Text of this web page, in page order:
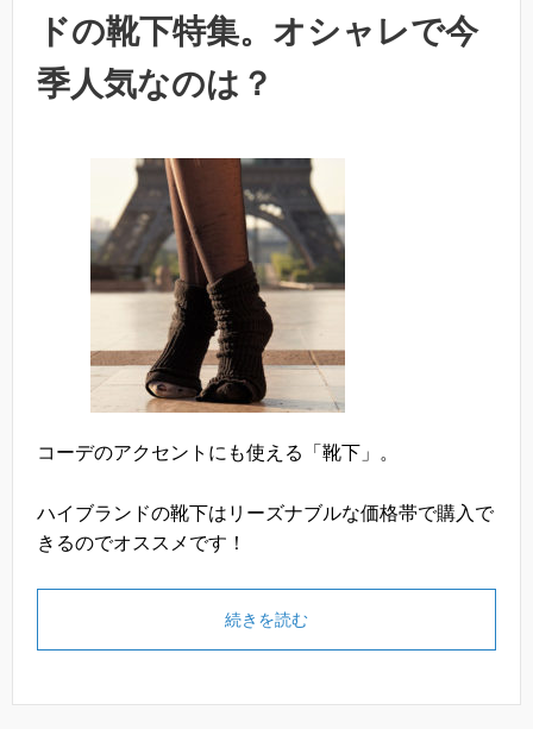
ドの靴下特集。オシャレで今
季人気なのは？
コーデのアクセントにも使える「靴下」。
ハイブランドの靴下はリーズナブルな価格帯で購入で
きるのでオススメです！
続きを読む